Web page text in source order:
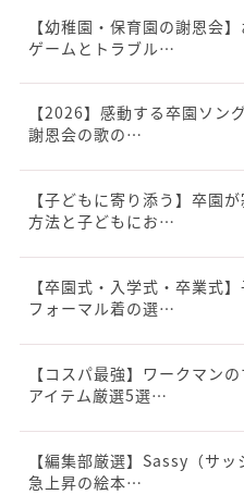
【幼稚園・保育園の謝恩会
ゲームとトラブル…
【2026】感動する卒園ソン
謝恩会の歌の…
【子どもに寄り添う】卒園
方法と子どもにお…
【卒園式・入学式・卒業式
フォーマル着の選…
【コスパ最強】ワークマン
アイテム厳選5選…
【編集部厳選】Sassy（サ
急上昇の絵本…